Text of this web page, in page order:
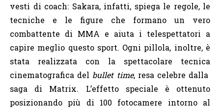
vesti di coach: Sakara, infatti, spiega le regole, le
tecniche e le figure che formano un vero
combattente di MMA e aiuta i telespettatori a
capire meglio questo sport. Ogni pillola, inoltre, è
stata realizzata con la spettacolare tecnica
cinematografica del bullet time, resa celebre dalla
saga di Matrix. L’effetto speciale è ottenuto
posizionando più di 100 fotocamere intorno al